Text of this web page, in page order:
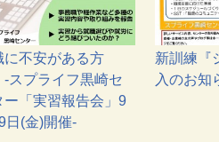
に不安がある方
プライフ黒崎セ
ー「実習報告会」9
日(金)開催-
新訓練『
入のお知